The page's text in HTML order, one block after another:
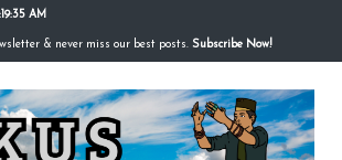
AM
& never miss our best posts. Subscribe Now!